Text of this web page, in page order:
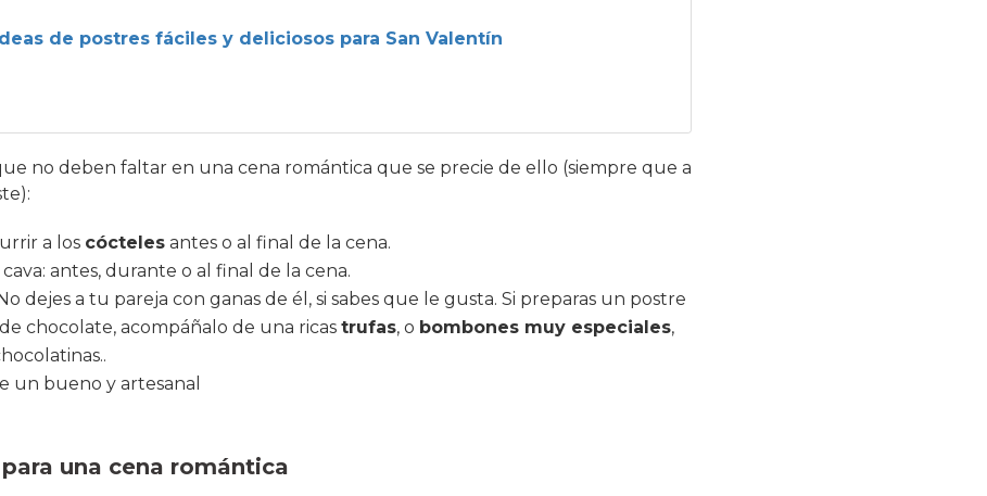
de postres fáciles y deliciosos para San Valentín
no deben faltar en una cena romántica que se precie de ello (siempre que a
a los cócteles antes o al final de la cena.
antes, durante o al final de la cena.
dejes a tu pareja con ganas de él, si sabes que le gusta. Si preparas un postre
chocolate, acompáñalo de una ricas trufas, o bombones muy especiales,
un bueno y artesanal
una cena romántica